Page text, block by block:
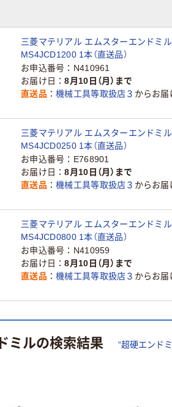
三菱マテリアル エムスターエンドミル
MS4JCD1200 1本（直送品）
お申込番号
N410961
お届け日
8月10日（月）まで
直送品
機械工具等取扱店３ からお届
三菱マテリアル エムスターエンドミル
MS4JCD0250 1本（直送品）
お申込番号
E768901
お届け日
8月10日（月）まで
直送品
機械工具等取扱店３ からお届
三菱マテリアル エムスターエンドミル
MS4JCD0800 1本（直送品）
お申込番号
N410959
お届け日
8月10日（月）まで
直送品
機械工具等取扱店３ からお届
ミルの検索結果 “超硬エンド